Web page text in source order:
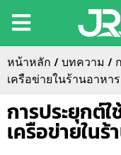
หน้าหลัก / บทความ /
เครือข่ายในร้านอาหาร
การประยุกต์
เครือข่ายในร้